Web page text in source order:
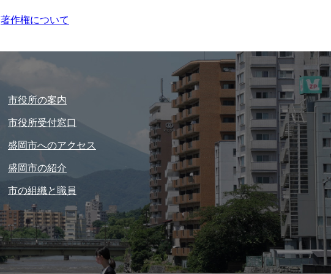
著作権について
市役所の案内
市役所受付窓口
盛岡市へのアクセス
盛岡市の紹介
市の組織と職員